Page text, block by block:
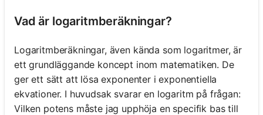
Vad är logaritmberäkningar?
Logaritmberäkningar, även kända som logaritmer, är
ett grundläggande koncept inom matematiken. De
ger ett sätt att lösa exponenter i exponentiella
ekvationer. I huvudsak svarar en logaritm på frågan:
Vilken potens måste jag upphöja en specifik bas till